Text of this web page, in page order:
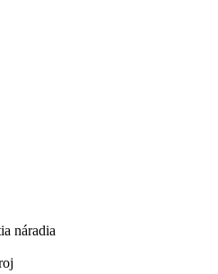
náradia